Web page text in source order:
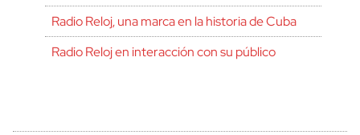
Radio Reloj, una marca en la historia de Cuba
Radio Reloj en interacción con su público